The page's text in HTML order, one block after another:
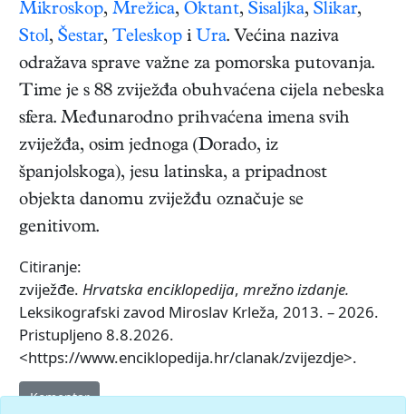
Mikroskop, Mrežica, Oktant, Sisaljka, Slikar,
Stol, Šestar, Teleskop i Ura. Većina naziva
odražava sprave važne za pomorska putovanja.
Time je s 88 zviježđa obuhvaćena cijela nebeska
sfera. Međunarodno prihvaćena imena svih
zviježđa, osim jednoga (Dorado, iz
španjolskoga), jesu latinska, a pripadnost
objekta danomu zviježđu označuje se
genitivom.
Citiranje:
zviježđe. Hrvatska enciklopedija, mrežno izdanje.
Leksikografski zavod Miroslav Krleža, 2013. – 2026.
Pristupljeno 8.8.2026.
<https://www.enciklopedija.hr/clanak/zvijezdje>.
Komentar